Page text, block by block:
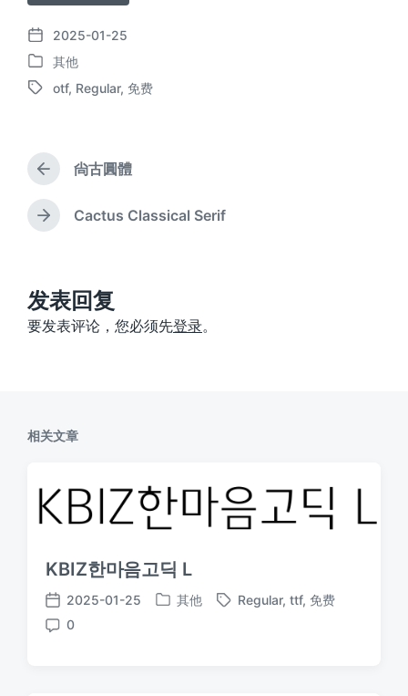
发
布
日
2025-01-25
发
布
其他
标
otf, Regular, 免费
上
篇
文
章
尙古圓體
下
：
Cactus Classical Serif
发表回复
要发表评论，您必须先登录。
相关文章
KBIZ한마음고딕 L
发
布
2025-01-25
发
其他
标
Regular, ttf, 免费
评
0